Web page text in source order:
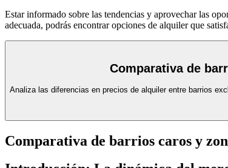
Estar informado sobre las tendencias y aprovechar las
adecuada, podrás encontrar opciones de alquiler que
Comparativa de
Analiza las diferencias en precios de alquiler entre barrios
Comparativa de barrios caros y